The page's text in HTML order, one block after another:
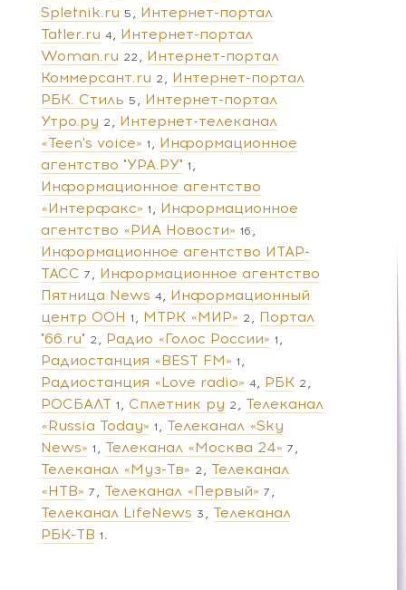
Spletnik.ru 5
Интернет-портал
Tatler.ru 4
Интернет-портал
Woman.ru 22
Интернет-портал
Коммерсант.ru 2
Интернет-портал
РБК. Стиль 5
Интернет-портал
Утро.ру 2
Интернет-телеканал
«Teen's voice» 1
Информационное
агентство "УРА.РУ" 1
Информационное агентство
«Интерфакс» 1
Информационное
агентство «РИА Новости» 16
Информационное агентство ИТАР-
ТАСС 7
Информационное агентство
Пятница News 4
Информационный
центр ООН 1 МТРК «МИР» 2
Портал
"66.ru" 2 Радио «Голос России» 1
Радиостанция «BEST FM» 1
Радиостанция «Love radio» 4 РБК 2
РОСБАЛТ 1 Сплетник ру 2
Телеканал
«Russia Today» 1
Телеканал «Sky
News» 1 Телеканал «Москва 24» 7
Телеканал «Муз-Тв» 2
Телеканал
«НТВ» 7 Телеканал «Первый» 7
Телеканал LifeNews 3
Телеканал
РБК-ТВ 1